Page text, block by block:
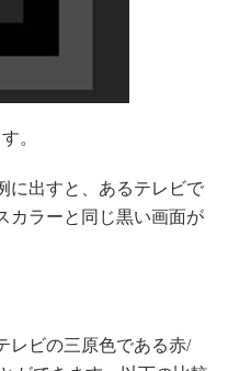
。
に出すと、あるテレビで
カラーと同じ黒い画面が
レビの三原色である赤/